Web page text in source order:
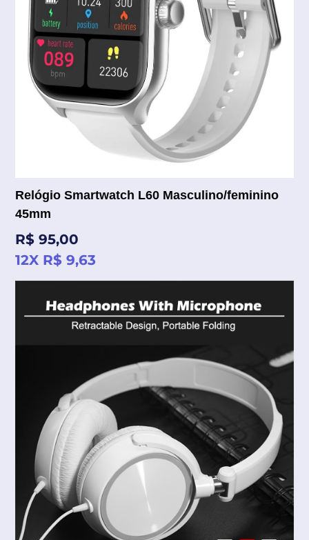
Relógio Smartwatch L60 Masculino/feminino
45mm
Preço
normal
R$ 95,00
12X R$ 9,63